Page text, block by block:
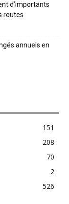
d’importants
routes
annuels en
151
208
70
2
526